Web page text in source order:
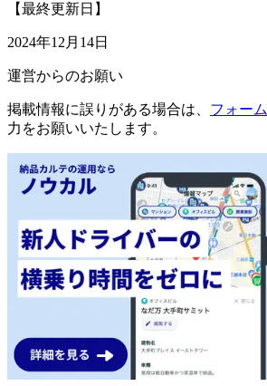
【最終更新日】
2024年12月14日
運営からのお願い
掲載情報に誤りがある場合は、 フォーム
力をお願いいたします。